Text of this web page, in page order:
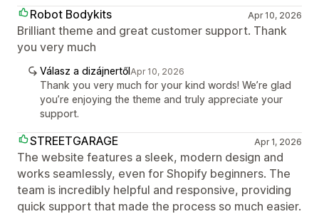
Robot Bodykits Apr 10, 2026
Brilliant theme and great customer support. Thank
you very much
Válasz a dizájnertőlApr 10, 2026
Thank you very much for your kind words! We’re glad
you’re enjoying the theme and truly appreciate your
support.
STREETGARAGE Apr 1, 2026
The website features a sleek, modern design and
works seamlessly, even for Shopify beginners. The
team is incredibly helpful and responsive, providing
quick support that made the process so much easier.